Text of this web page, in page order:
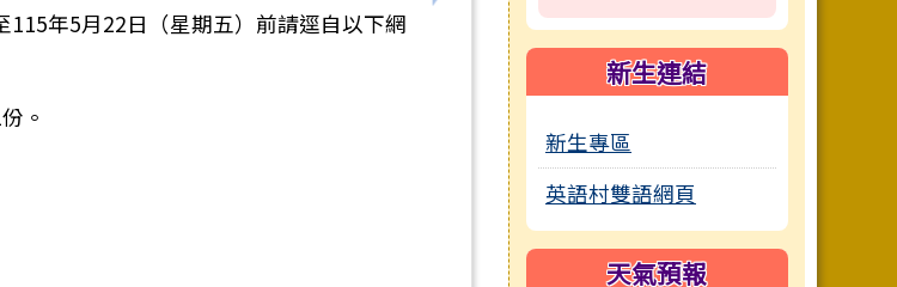
115年5月22日（星期五）前請逕自以下網
。
新生連結
新生專區
英語村雙語網頁
天氣預報